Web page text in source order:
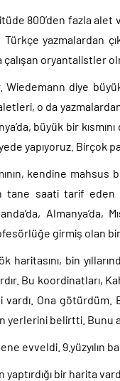
800’den fazla alet
Türkçe yazmalardan
oryantalistler
Wiedemann diye
o da
büyük bir
yapıyoruz. Birçok
kendine mahsus
tane saati tarif eden
girmiş olan bir
haritasını, bin
Bu koordinatları,
vardı. Ona
yerlerini belirtti.
evveldi. 9.yüzyılın
yaptırdığı bir harita